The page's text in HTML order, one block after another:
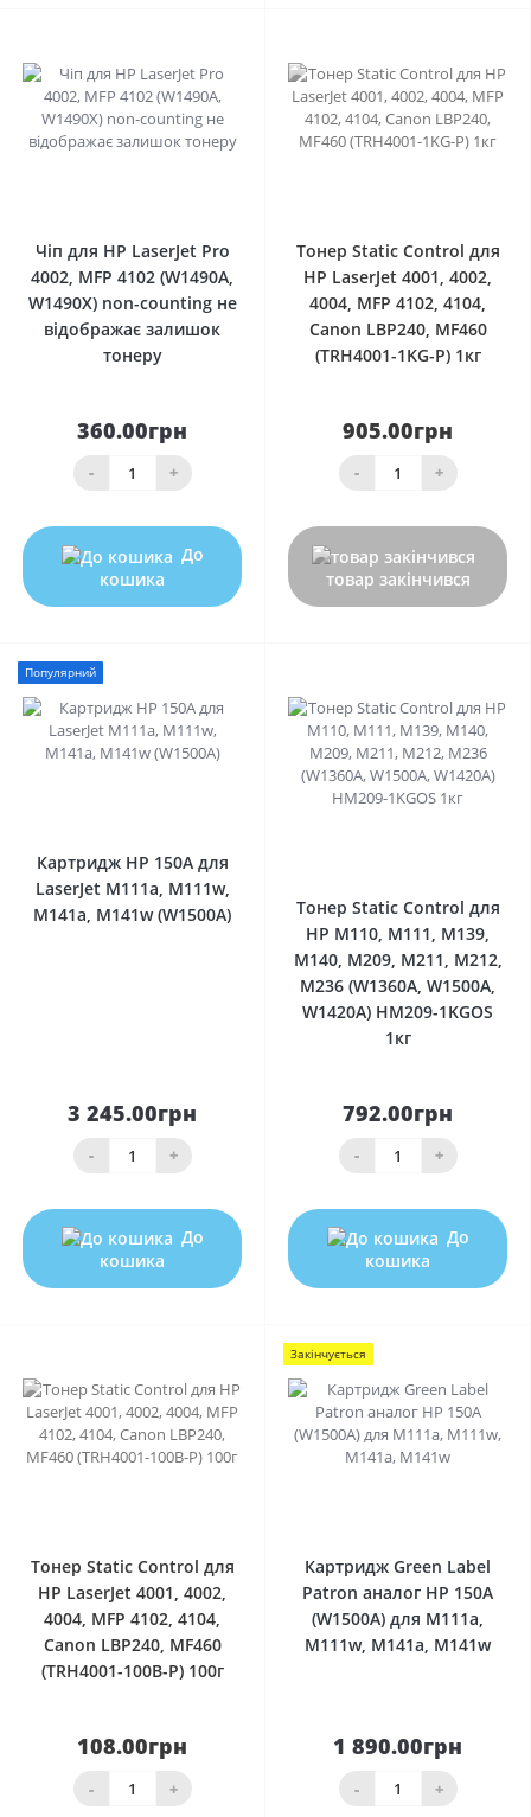
Чіп для HP LaserJet Pro
4002, MFP 4102 (W1490A,
W1490X) non-counting не
відображає залишок
тонеру
360.00грн
- +
До
кошика
Тонер Static Control для
HP LaserJet 4001, 4002,
4004, MFP 4102, 4104,
Canon LBP240, MF460
(TRH4001-1KG-P) 1кг
905.00грн
- +
товар закінчився
Популярний
Картридж HP 150A для
LaserJet M111a, M111w,
M141a, M141w (W1500A)
3 245.00грн
- +
До
кошика
Тонер Static Control для
HP M110, M111, M139,
M140, M209, M211, M212,
M236 (W1360A, W1500A,
W1420A) HM209-1KGOS
1кг
792.00грн
- +
До
кошика
Тонер Static Control для
HP LaserJet 4001, 4002,
4004, MFP 4102, 4104,
Canon LBP240, MF460
(TRH4001-100B-P) 100г
108.00грн
- +
Закінчується
Картридж Green Label
Patron аналог HP 150A
(W1500A) для M111a,
M111w, M141a, M141w
1 890.00грн
- +